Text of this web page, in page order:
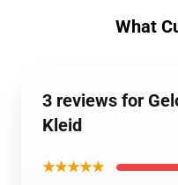
What
3 reviews for
Kleid
★★★★★